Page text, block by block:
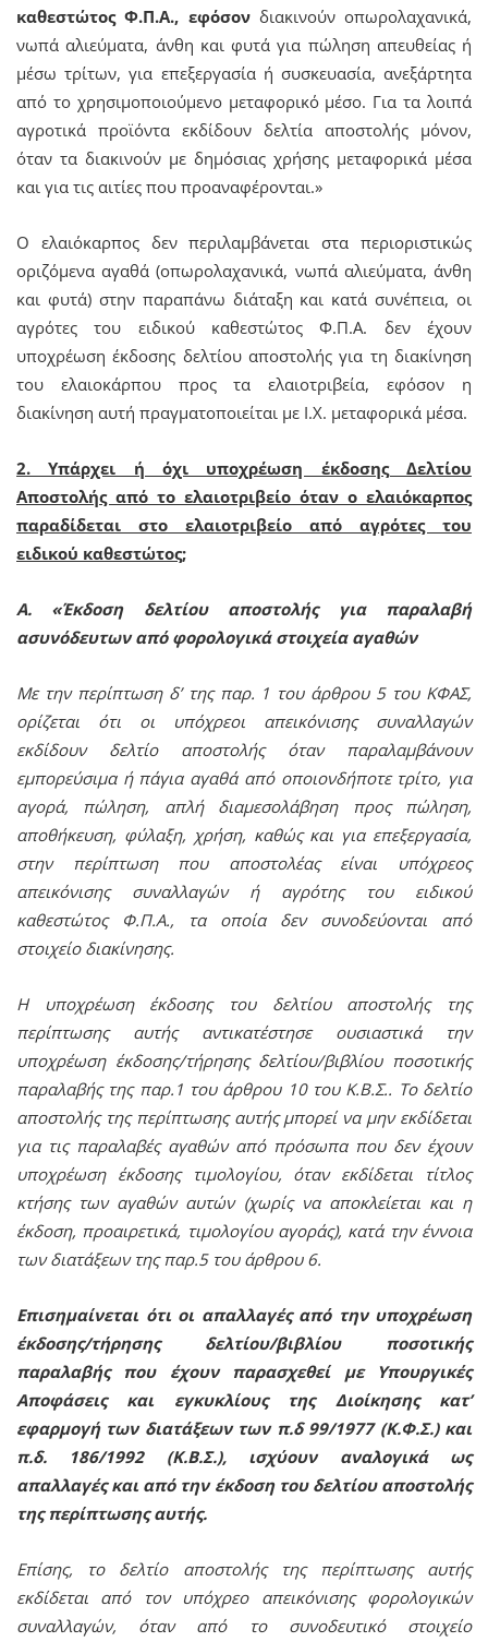
καθεστώτος Φ.Π.Α., εφόσονδιακινούν οπωρολαχανικά,
νωπά αλιεύματα, άνθη και φυτά για πώληση απευθείας ή
μέσω τρίτων, για επεξεργασία ή συσκευασία, ανεξάρτητα
από το χρησιμοποιούμενο μεταφορικό μέσο. Για τα λοιπά
αγροτικά προϊόντα εκδίδουν δελτία αποστολής μόνον,
όταν τα διακινούν με δημόσιας χρήσης μεταφορικά μέσα
και για τις αιτίες που προαναφέρονται.»
Ο ελαιόκαρπος δεν περιλαμβάνεται στα περιοριστικώς
οριζόμενα αγαθά (οπωρολαχανικά, νωπά αλιεύματα, άνθη
και φυτά) στην παραπάνω διάταξη και κατά συνέπεια, οι
αγρότες του ειδικού καθεστώτος Φ.Π.Α. δεν έχουν
υποχρέωση έκδοσης δελτίου αποστολής για τη διακίνηση
του ελαιοκάρπου προς τα ελαιοτριβεία, εφόσον η
διακίνηση αυτή πραγματοποιείται με Ι.Χ. μεταφορικά μέσα.
2. Υπάρχει ή όχι υποχρέωση έκδοσης Δελτίου
Αποστολής από το ελαιοτριβείο όταν ο ελαιόκαρπος
παραδίδεται στο ελαιοτριβείο από αγρότες του
ειδικού καθεστώτος;
Α. «Έκδοση δελτίου αποστολής για παραλαβή
ασυνόδευτων από φορολογικά στοιχεία αγαθών
Με την περίπτωση δ’ της παρ. 1 του άρθρου 5 του ΚΦΑΣ,
ορίζεται ότι οι υπόχρεοι απεικόνισης συναλλαγών
εκδίδουν δελτίο αποστολής όταν παραλαμβάνουν
εμπορεύσιμα ή πάγια αγαθά από οποιονδήποτε τρίτο, για
αγορά, πώληση, απλή διαμεσολάβηση προς πώληση,
αποθήκευση, φύλαξη, χρήση, καθώς και για επεξεργασία,
στην περίπτωση που αποστολέας είναι υπόχρεος
απεικόνισης συναλλαγών ή αγρότης του ειδικού
καθεστώτος Φ.Π.Α., τα οποία δεν συνοδεύονται από
στοιχείο διακίνησης.
Η υποχρέωση έκδοσης του δελτίου αποστολής της
περίπτωσης αυτής αντικατέστησε ουσιαστικά την
υποχρέωση έκδοσης/τήρησης δελτίου/βιβλίου ποσοτικής
παραλαβής της παρ.1 του άρθρου 10 του Κ.Β.Σ.. Το δελτίο
αποστολής της περίπτωσης αυτής μπορεί να μην εκδίδεται
για τις παραλαβές αγαθών από πρόσωπα που δεν έχουν
υποχρέωση έκδοσης τιμολογίου, όταν εκδίδεται τίτλος
κτήσης των αγαθών αυτών (χωρίς να αποκλείεται και η
έκδοση, προαιρετικά, τιμολογίου αγοράς), κατά την έννοια
των διατάξεων της παρ.5 του άρθρου 6.
Επισημαίνεται ότι οι απαλλαγές από την υποχρέωση
έκδοσης/τήρησης δελτίου/βιβλίου ποσοτικής
παραλαβής που έχουν παρασχεθεί με Υπουργικές
Αποφάσεις και εγκυκλίους της Διοίκησης κατ’
εφαρμογή των διατάξεων των π.δ 99/1977 (Κ.Φ.Σ.) και
π.δ. 186/1992 (Κ.Β.Σ.), ισχύουν αναλογικά ως
απαλλαγές και από την έκδοση του δελτίου αποστολής
της περίπτωσης αυτής.
Επίσης, το δελτίο αποστολής της περίπτωσης αυτής
εκδίδεται από τον υπόχρεο απεικόνισης φορολογικών
συναλλαγών, όταν από το συνοδευτικό στοιχείο